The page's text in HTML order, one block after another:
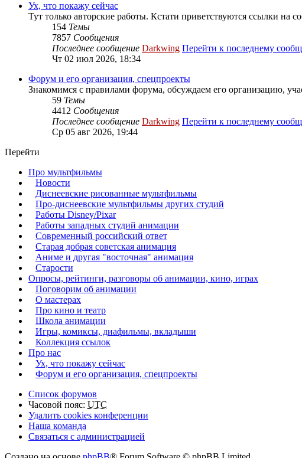
Ух, что покажу сейчас
Тут только авторские работы. Кстати приветствуются ссылки на
154 Темы
7857 Сообщения
Последнее сообщение Darkwing Перейти к последнему
Чт 02 июл 2026, 18:34
Форум и его организация, спецпроекты
Знакомимся с правилами форума, обсуждаем его организацию,
59 Темы
4412 Сообщения
Последнее сообщение Darkwing Перейти к последнему
Ср 05 авг 2026, 19:44
Перейти
Про мультфильмы
Новости
Диснеевские рисованные мультфильмы
Про-диснеевские мультфильмы других студий
Работы Disney/Pixar
Работы западных студий анимации
Современный российский ответ
Старая добрая советская анимация
Аниме и другая "восточная" анимация
Старости
Опросы, рейтинги, разговоры об анимации, кино, играх
Поговорим об анимации
О мастерах
Про кино и театр
Школа анимации
Игры, комиксы, диафильмы, вкладыши
Коллекция ссылок
Про нас
Ух, что покажу сейчас
Форум и его организация, спецпроекты
Список форумов
Часовой пояс: UTC
Удалить cookies конференции
Наша команда
Связаться с администрацией